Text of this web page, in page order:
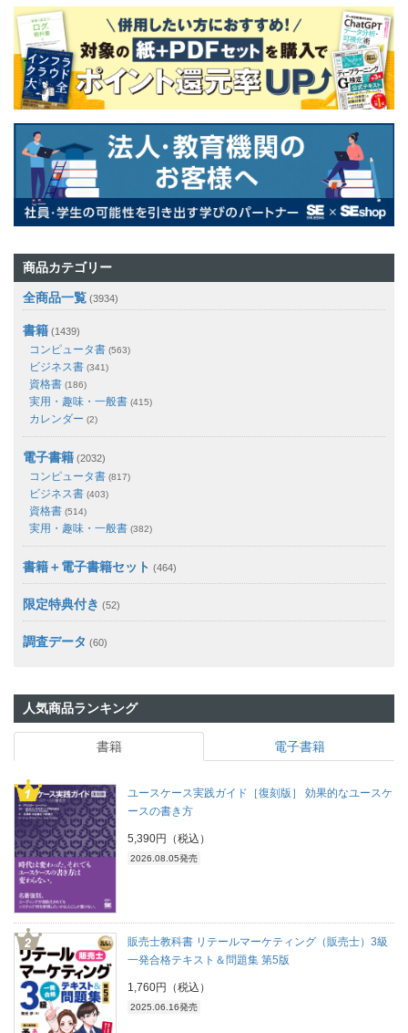
商品カテゴリー
全商品一覧 (3934)
書籍 (1439)
コンピュータ書 (563)
ビジネス書 (341)
資格書 (186)
実用・趣味・一般書 (415)
カレンダー (2)
電子書籍 (2032)
コンピュータ書 (817)
ビジネス書 (403)
資格書 (514)
実用・趣味・一般書 (382)
書籍＋電子書籍セット (464)
限定特典付き (52)
調査データ (60)
人気商品ランキング
書籍 電子書籍
ユースケース実践ガイド［復刻版］ 効果的なユースケ
ースの書き方
5,390円（税込）
2026.08.05発売
販売士教科書 リテールマーケティング（販売士）3級
一発合格テキスト＆問題集 第5版
1,760円（税込）
2025.06.16発売